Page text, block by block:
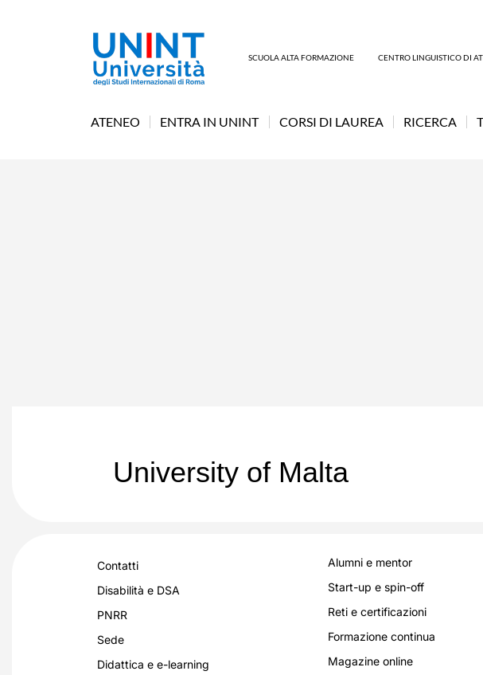
SCUOLA ALTA FORMAZIONE CENTRO LINGUISTICO DI
ATENEO ENTRA IN UNINT CORSI DI LAUREA RICERCA
University of Malta
Contatti
Disabilità e DSA
PNRR
Sede
Didattica e e-learning
Alumni e mentor
Start-up e spin-off
Reti e certificazioni
Formazione continua
Magazine online